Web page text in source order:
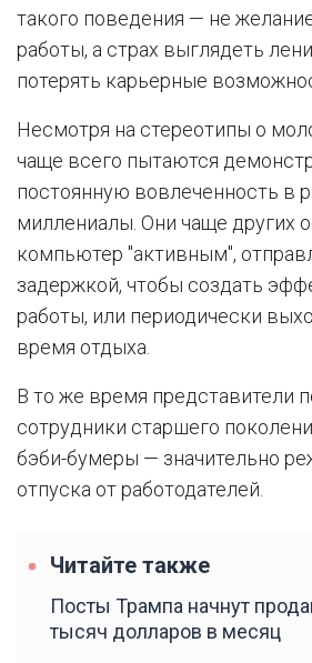
такого поведения — не
работы, а страх выглядеть
потерять карьерные
Несмотря на стереотипы о
чаще всего пытаются
постоянную вовлеченность в
миллениалы. Они чаще других
компьютер "активным",
задержкой, чтобы создать
работы, или периодически
время отдыха.
В то же время представители
сотрудники старшего
бэби-бумеры — значительно
отпуска от работодателей.
Читайте также
Посты Трампа начнут
тысяч долларов в месяц